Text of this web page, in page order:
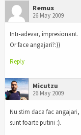
Remus
26 May 2009
Intr-adevar, impresionant.
Or face angajari?:))
Reply
Micutzu
26 May 2009
Nu stim daca fac
sunt foarte putini :).